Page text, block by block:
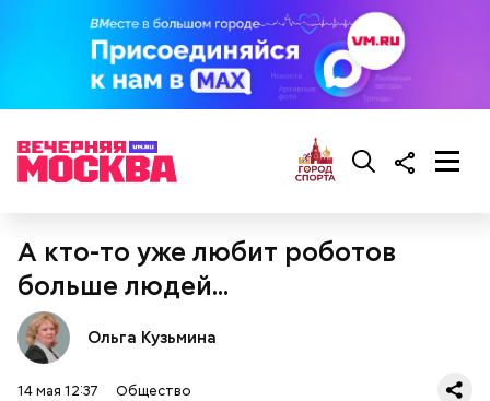
А кто-то уже любит роботов
больше людей...
Ольга Кузьмина
14 мая 12:37 Общество
Уберут отеки и улучшат зрение:
диетолог Соломатина рассказала
о пользе кабачков
Как приготовить домашний
майонез: три простых рецепта
объяснила, в чем заключается
польза сезонных овощей и
фруктов